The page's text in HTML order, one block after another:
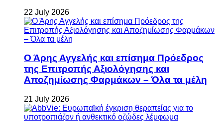
22 July 2026
Ο Άρης Αγγελής και επίσημα Πρόεδρος
της Επιτροπής Αξιολόγησης και
Αποζημίωσης Φαρμάκων – Όλα τα μέλη
21 July 2026